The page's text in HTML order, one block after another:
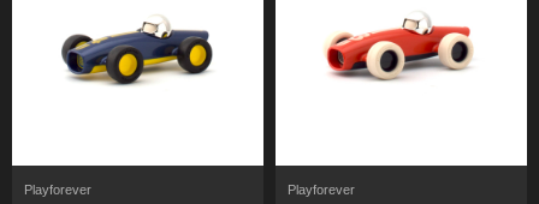
Playforever Playforever